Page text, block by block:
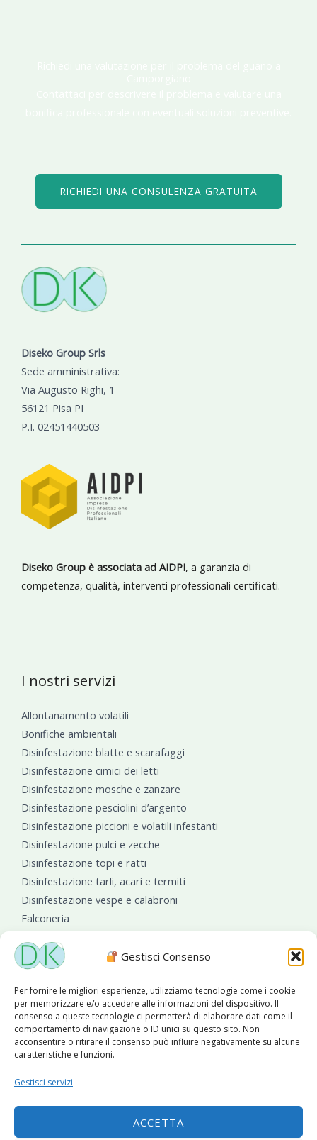
Gestisci Consenso
Per fornire le migliori esperienze, utilizziamo tecnologie come i cookie
per memorizzare e/o accedere alle informazioni del dispositivo. Il
consenso a queste tecnologie ci permetterà di elaborare dati come il
comportamento di navigazione o ID unici su questo sito. Non
acconsentire o ritirare il consenso può influire negativamente su alcune
caratteristiche e funzioni.
Gestisci servizi
ACCETTA
RICHIEDI UNA CONSULENZA GRATUITA
Diseko Group Srls
Sede amministrativa:
Via Augusto Righi, 1
56121 Pisa PI
P.I. 02451440503
Diseko Group è associata ad AIDPI, a garanzia di
competenza, qualità, interventi professionali certificati.
I nostri servizi
Allontanamento volatili
Bonifiche ambientali
Disinfestazione blatte e scarafaggi
Disinfestazione cimici dei letti
Disinfestazione mosche e zanzare
Disinfestazione pesciolini d’argento
Disinfestazione piccioni e volatili infestanti
Disinfestazione pulci e zecche
Disinfestazione topi e ratti
Disinfestazione tarli, acari e termiti
Disinfestazione vespe e calabroni
Falconeria
Sanificazioni ambientali